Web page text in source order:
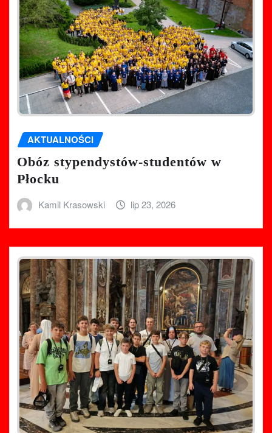
AKTUALNOŚCI
Obóz stypendystów-studentów w
Płocku
Kamil Krasowski lip 23, 2026